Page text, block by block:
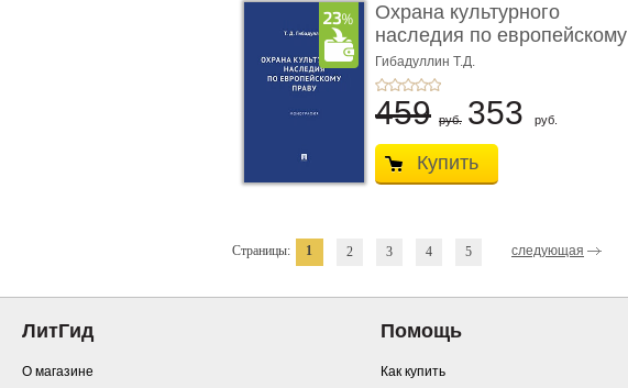
Охрана культурного
наследия по европейскому
п ...
Гибадуллин Т.Д.
459 руб. 353 руб.
Купить
Страницы: 1 2 3 4 5 следующая
ЛитГид
О магазине
Помощь
Как купить